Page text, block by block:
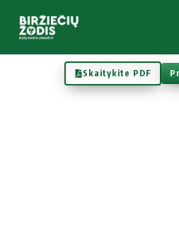
Skaitykite PDF